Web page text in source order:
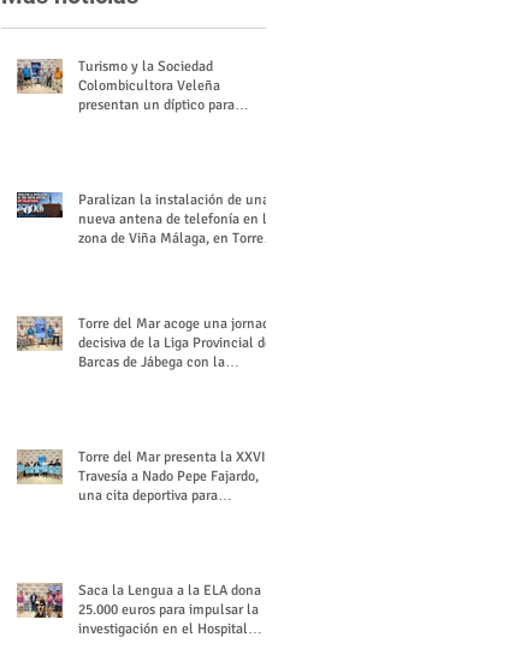
Turismo y la Sociedad
Colombicultora Veleña
presentan un díptico para
Paralizan la instalación de una
nueva antena de telefonía en la
zona de Viña Málaga, en Torre
Torre del Mar acoge una jornada
decisiva de la Liga Provincial de
Barcas de Jábega con la
Torre del Mar presenta la XXVI
Travesía a Nado Pepe Fajardo,
una cita deportiva para
Saca la Lengua a la ELA dona
25.000 euros para impulsar la
investigación en el Hospital